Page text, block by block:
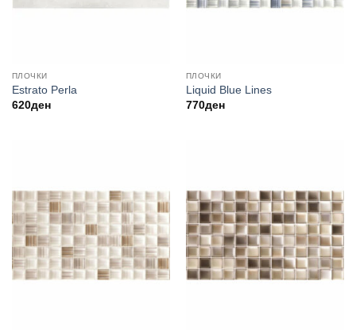
ПЛОЧКИ
Estrato Perla
620ден
ПЛОЧКИ
Liquid Blue Lines
770ден